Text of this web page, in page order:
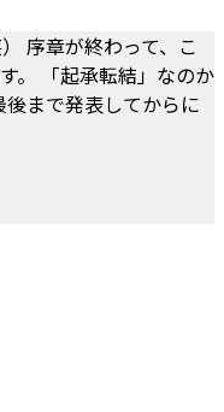
序章が終わって、こ
。 「起承転結」なのか
後まで発表してからに